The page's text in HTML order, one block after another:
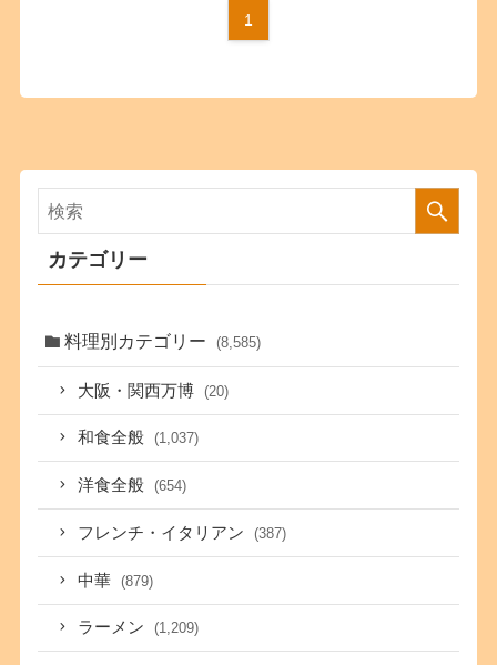
1
カテゴリー
料理別カテゴリー (8,585)
大阪・関西万博 (20)
和食全般 (1,037)
洋食全般 (654)
フレンチ・イタリアン (387)
中華 (879)
ラーメン (1,209)